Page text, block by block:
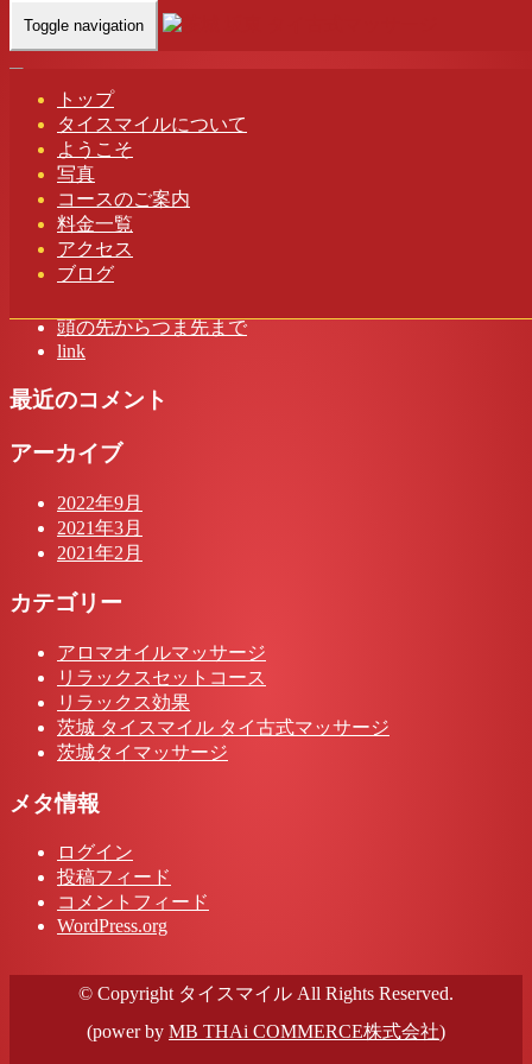
Toggle navigation
トップ
タイスマイルについて
ようこそ
写真
コースのご案内
料金一覧
アクセス
ブログ
Home- ソラ(…
ソラ(Sora)茨城 坂東 タイスマイル タイ古式マッサージ
最近の投稿
頭の先からつま先まで
link
最近のコメント
アーカイブ
2022年9月
2021年3月
2021年2月
カテゴリー
アロマオイルマッサージ
リラックスセットコース
リラックス効果
茨城 タイスマイル タイ古式マッサージ
茨城タイマッサージ
メタ情報
ログイン
投稿フィード
コメントフィード
WordPress.org
© Copyright タイスマイル All Rights Reserved.
(power by MB THAi COMMERCE株式会社)